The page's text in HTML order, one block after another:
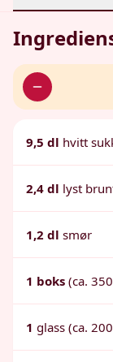
9,5 dl hvitt
2,4 dl lyst
1,2 dl smør
1 boks (ca.
1 glass (ca.